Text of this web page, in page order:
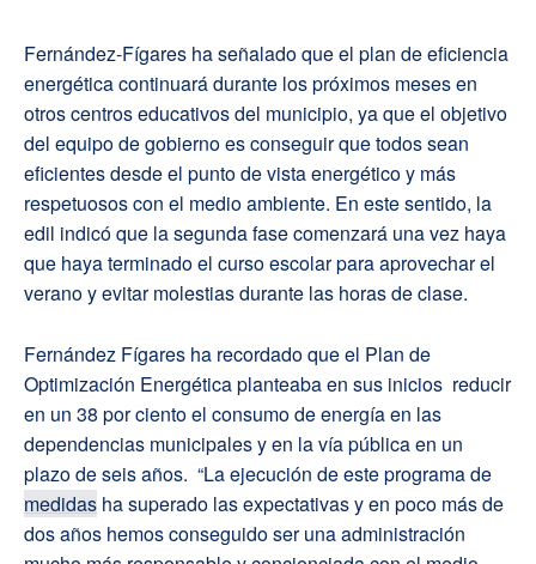
Fernández-Fígares ha señalado que el plan de eficiencia
energética continuará durante los próximos meses en
otros centros educativos del municipio, ya que el objetivo
del equipo de gobierno es conseguir que todos sean
eficientes desde el punto de vista energético y más
respetuosos con el medio ambiente. En este sentido, la
edil indicó que la segunda fase comenzará una vez haya
que haya terminado el curso escolar para aprovechar el
verano y evitar molestias durante las horas de clase.
Fernández Fígares ha recordado que el Plan de
Optimización Energética planteaba en sus inicios reducir
en un 38 por ciento el consumo de energía en las
dependencias municipales y en la vía pública en un
plazo de seis años. “La ejecución de este programa de
medidas ha superado las expectativas y en poco más de
dos años hemos conseguido ser una administración